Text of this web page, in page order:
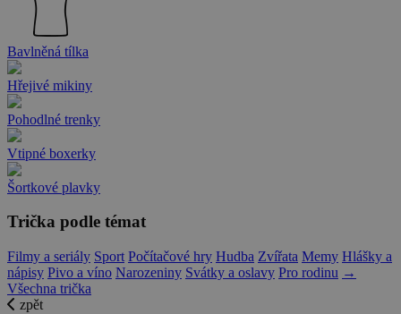
Bavlněná tílka
Hřejivé mikiny
Pohodlné trenky
Vtipné boxerky
Šortkové plavky
Trička podle témat
Filmy a seriály Sport Počítačové hry Hudba Zvířata Memy Hlášky a
nápisy Pivo a víno Narozeniny Svátky a oslavy Pro rodinu →
Všechna trička
zpět